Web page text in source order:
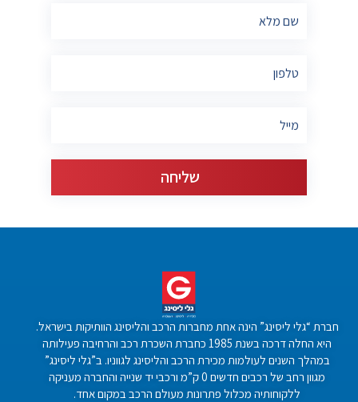
חברת “גלי ליסינג” הינה אחת מחברות הרכב והליסינג הוותיקות בישראל.
היא החלה דרכה בשנת 1985 כחברת השכרת רכב והרחיבה פעילותה
במהלך השנים לעולמות מכירת הרכב והליסינג לגווניו. ב”גלי ליסינג”
מגוון רחב של רכבים חדשים 0 ק”מ ורכבי יד שנייה והחברה מעניקה
ללקוחותיה מכלול פתרונות מעולם הרכב במקום אחד.